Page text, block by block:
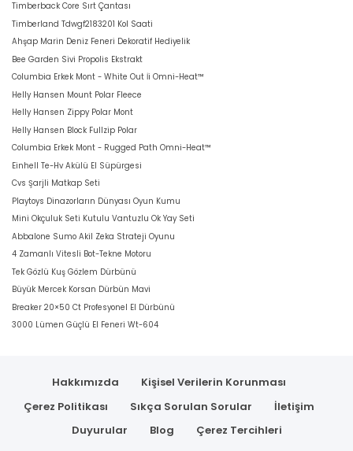
Timberback Core Sırt Çantası
Timberland Tdwgf2183201 Kol Saati
Ahşap Marin Deniz Feneri Dekoratif Hediyelik
Bee Garden Sivi Propolis Ekstrakt
Columbia Erkek Mont - White Out İi Omni-Heat™
Helly Hansen Mount Polar Fleece
Helly Hansen Zippy Polar Mont
Helly Hansen Block Fullzip Polar
Columbia Erkek Mont - Rugged Path Omni-Heat™
Einhell Te-Hv Akülü El Süpürgesi
Cvs Şarjli Matkap Seti
Playtoys Dinazorların Dünyası Oyun Kumu
Mini Okçuluk Seti Kutulu Vantuzlu Ok Yay Seti
Abbalone Sumo Akil Zeka Strateji Oyunu
4 Zamanlı Vitesli Bot-Tekne Motoru
Tek Gözlü Kuş Gözlem Dürbünü
Büyük Mercek Korsan Dürbün Mavi
Breaker 20×50 Ct Profesyonel El Dürbünü
3000 Lümen Güçlü El Feneri Wt-604
Hakkımızda
Kişisel Verilerin Korunması
Çerez Politikası
Sıkça Sorulan Sorular
İletişim
Duyurular
Blog Çerez Tercihleri